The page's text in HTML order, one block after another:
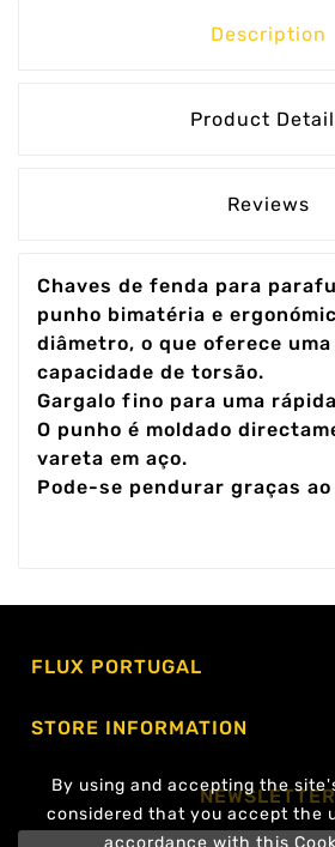
By using and accepting the
considered that you accept the
accordance with this
Description
Product
Reviews
Chaves de fenda para
punho bimatéria e
diâmetro, o que oferece
capacidade de torsão.
Gargalo fino para uma
O punho é moldado
vareta em aço.
Pode-se pendurar graças
FLUX PORTUGAL
STORE INFORMATION
NEWSLETTER